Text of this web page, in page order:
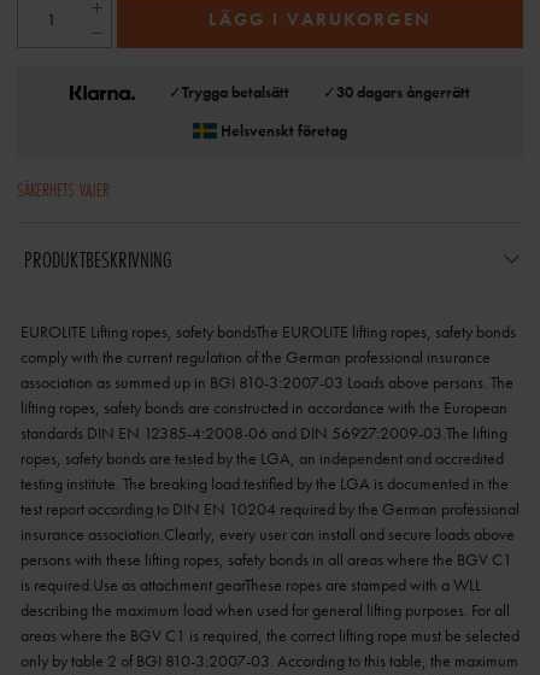
LÄGG I VARUKORGEN
✓Trygga betalsätt ✓30 dagars ångerrätt
Helsvenskt företag
SÄKERHETS VAJER
PRODUKTBESKRIVNING
EUROLITE Lifting ropes, safety bondsThe EUROLITE lifting ropes, safety bonds
comply with the current regulation of the German professional insurance
association as summed up in BGI 810-3:2007-03 Loads above persons. The
lifting ropes, safety bonds are constructed in accordance with the European
standards DIN EN 12385-4:2008-06 and DIN 56927:2009-03.The lifting
ropes, safety bonds are tested by the LGA, an independent and accredited
testing institute. The breaking load testified by the LGA is documented in the
test report according to DIN EN 10204 required by the German professional
insurance association.Clearly, every user can install and secure loads above
persons with these lifting ropes, safety bonds in all areas where the BGV C1
is required.Use as attachment gearThese ropes are stamped with a WLL
describing the maximum load when used for general lifting purposes. For all
areas where the BGV C1 is required, the correct lifting rope must be selected
only by table 2 of BGI 810-3:2007-03. According to this table, the maximum